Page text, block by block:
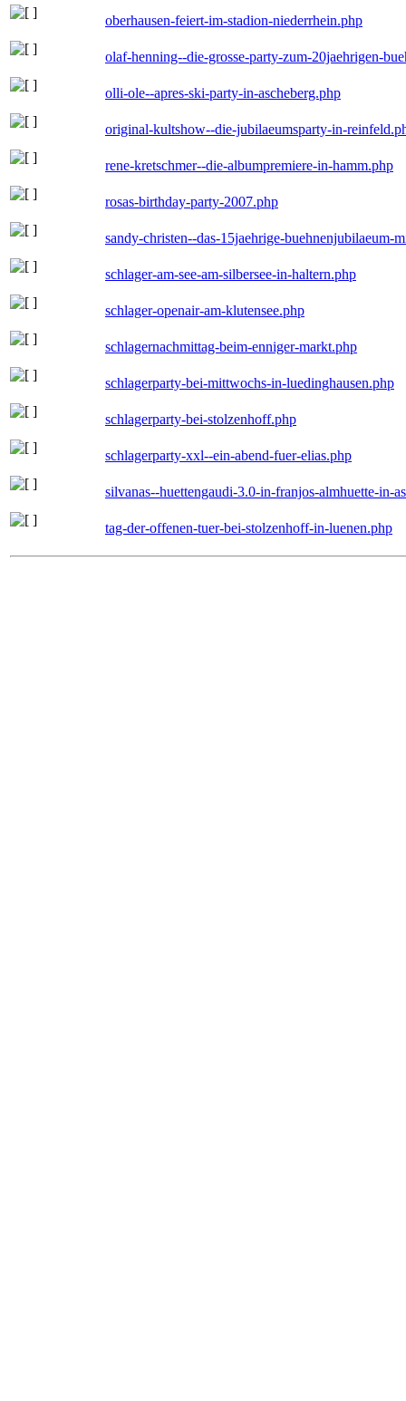
oberhausen-feiert-im-stadion-niederrhein.php
olaf-henning--die-grosse-party-zum-20jaehrigen-
olli-ole--apres-ski-party-in-ascheberg.php
original-kultshow--die-jubilaeumsparty-in-
rene-kretschmer--die-albumpremiere-in-hamm.php
rosas-birthday-party-2007.php
sandy-christen--das-15jaehrige-buehnenjubilaeum-
schlager-am-see-am-silbersee-in-haltern.php
schlager-openair-am-klutensee.php
schlagernachmittag-beim-enniger-markt.php
schlagerparty-bei-mittwochs-in-luedinghausen.php
schlagerparty-bei-stolzenhoff.php
schlagerparty-xxl--ein-abend-fuer-elias.php
silvanas--huettengaudi-3.0-in-franjos-almhuette-in-
tag-der-offenen-tuer-bei-stolzenhoff-in-luenen.php